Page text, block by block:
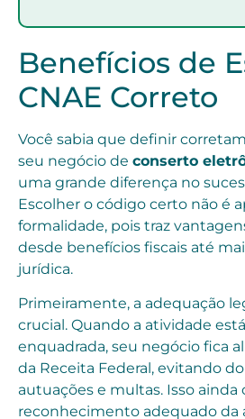
Benefícios de
CNAE Correto
Você sabia que definir
seu negócio de conserto
uma grande diferença no
Escolher o código certo não é
formalidade, pois traz
desde benefícios fiscais até
jurídica.
Primeiramente, a adequação
crucial. Quando a atividade
enquadrada, seu negócio fica
da Receita Federal, evitando
autuações e multas. Isso ainda
reconhecimento adequado da